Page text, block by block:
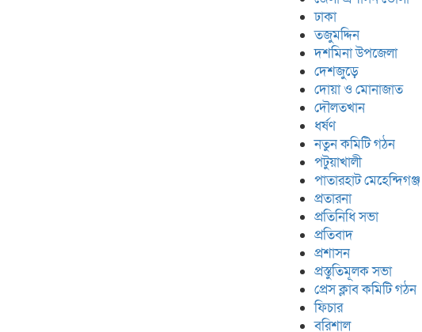
ঢাকা
তজুমদ্দিন
দশমিনা উপজেলা
দেশজুড়ে
দোয়া ও মোনাজাত
দৌলতখান
ধর্ষণ
নতুন কমিটি গঠন
পটুয়াখালী
পাতারহাট মেহেন্দিগঞ্জ
প্রতারনা
প্রতিনিধি সভা
প্রতিবাদ
প্রশাসন
প্রস্তুতিমূলক সভা
প্রেস ক্লাব কমিটি গঠন
ফিচার
বরিশাল